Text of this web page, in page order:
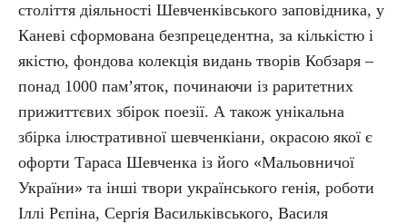
століття діяльності Шевченківського заповідника, у
Каневі сформована безпрецедентна, за кількістю і
якістю, фондова колекція видань творів Кобзаря –
понад 1000 пам’яток, починаючи із раритетних
прижиттєвих збірок поезії. А також унікальна
збірка ілюстративної шевченкіани, окрасою якої є
офорти Тараса Шевченка із його «Мальовничої
України» та інші твори українського генія, роботи
Іллі Рєпіна, Сергія Васильківського, Василя